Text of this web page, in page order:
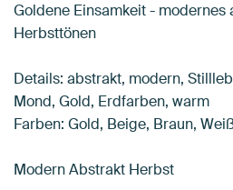
Goldene Einsamkeit -
Herbsttönen
Details: abstrakt, modern,
Mond, Gold, Erdfarben, warm
Farben: Gold, Beige, Braun,
Modern Abstrakt Herbst